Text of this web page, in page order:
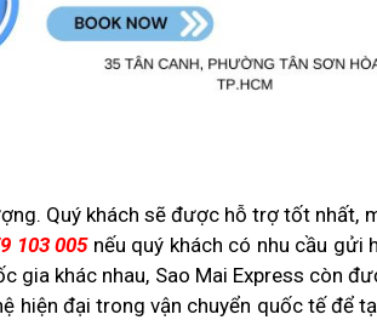
Quý khách sẽ được hỗ trợ tốt nhất,
103 005nếu quý khách có nhu cầu gửi
gia khác nhau, Sao Mai Express còn
hiện đại trong vận chuyển quốc tế để